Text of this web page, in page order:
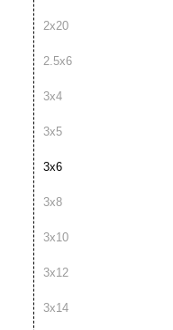
2х20
2.5х6
3х4
3х5
3х6
3х8
3х10
3х12
3х14